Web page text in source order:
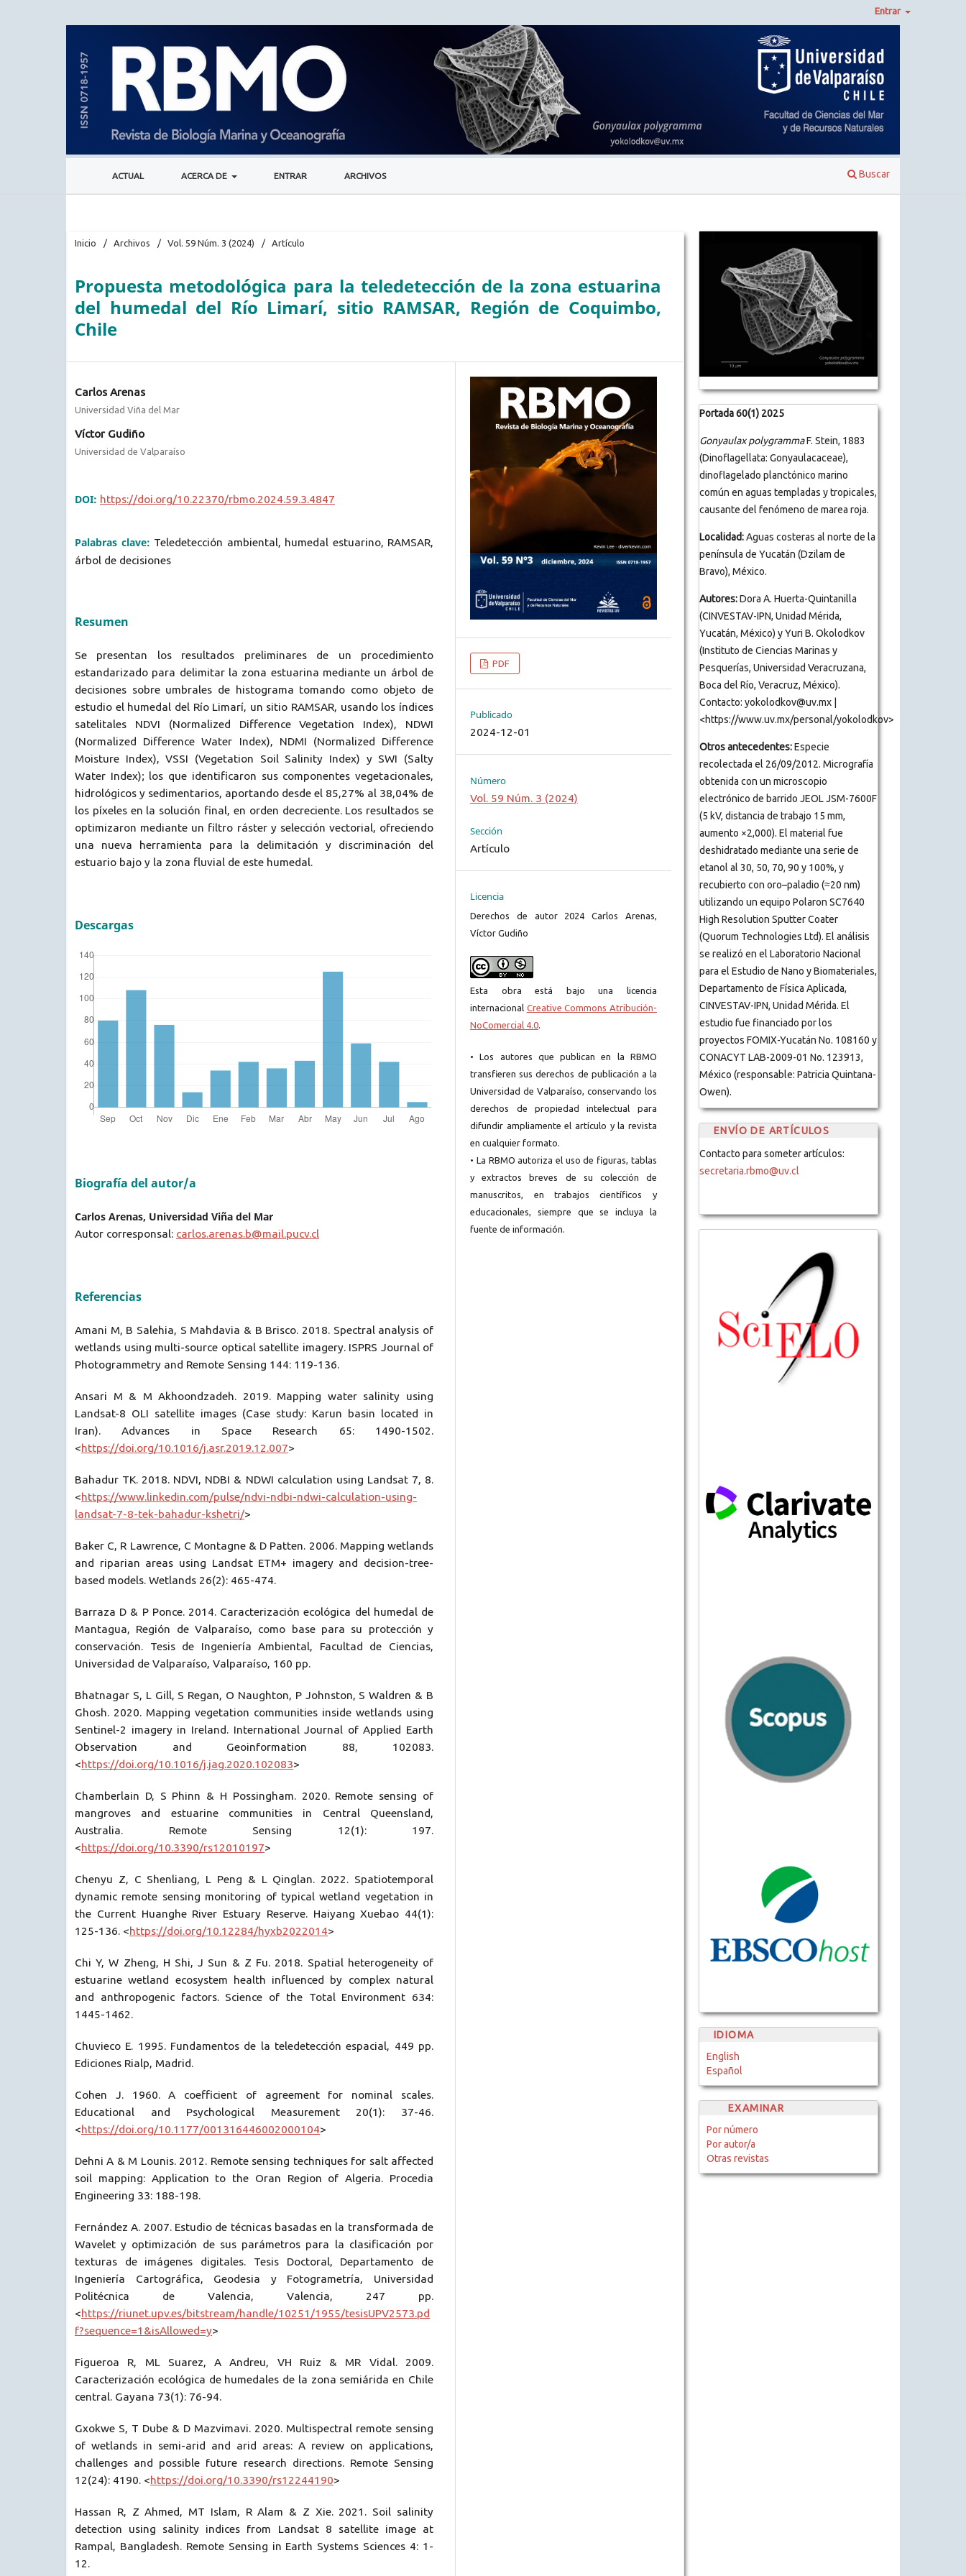
ACTUAL ACERCA DE ENTRAR ARCHIVOS Buscar
Entrar
Inicio / Archivos / Vol. 59 Núm. 3 (2024) / Artículo
Propuesta metodológica para la teledetección de la zona estuarina
del humedal del Río Limarí, sitio RAMSAR, Región de Coquimbo,
Chile
Carlos Arenas
Universidad Viña del Mar
Víctor Gudiño
Universidad de Valparaíso
DOI: https://doi.org/10.22370/rbmo.2024.59.3.4847
Palabras clave: Teledetección ambiental, humedal estuarino, RAMSAR,
árbol de decisiones
Resumen
Se presentan los resultados preliminares de un procedimiento
estandarizado para delimitar la zona estuarina mediante un árbol de
decisiones sobre umbrales de histograma tomando como objeto de
estudio el humedal del Río Limarí, un sitio RAMSAR, usando los índices
satelitales NDVI (Normalized Difference Vegetation Index), NDWI
(Normalized Difference Water Index), NDMI (Normalized Difference
Moisture Index), VSSI (Vegetation Soil Salinity Index) y SWI (Salty
Water Index); los que identificaron sus componentes vegetacionales,
hidrológicos y sedimentarios, aportando desde el 85,27% al 38,04% de
los píxeles en la solución final, en orden decreciente. Los resultados se
optimizaron mediante un filtro ráster y selección vectorial, ofreciendo
una nueva herramienta para la delimitación y discriminación del
estuario bajo y la zona fluvial de este humedal.
Descargas
Biografía del autor/a
Carlos Arenas, Universidad Viña del Mar
Autor corresponsal: carlos.arenas.b@mail.pucv.cl
Referencias
Amani M, B Salehia, S Mahdavia & B Brisco. 2018. Spectral analysis of
wetlands using multi-source optical satellite imagery. ISPRS Journal of
Photogrammetry and Remote Sensing 144: 119-136.
Ansari M & M Akhoondzadeh. 2019. Mapping water salinity using
Landsat-8 OLI satellite images (Case study: Karun basin located in
Iran). Advances in Space Research 65: 1490-1502.
<https://doi.org/10.1016/j.asr.2019.12.007>
Bahadur TK. 2018. NDVI, NDBI & NDWI calculation using Landsat 7, 8.
<https://www.linkedin.com/pulse/ndvi-ndbi-ndwi-calculation-using-
landsat-7-8-tek-bahadur-kshetri/>
Baker C, R Lawrence, C Montagne & D Patten. 2006. Mapping wetlands
and riparian areas using Landsat ETM+ imagery and decision-tree-
based models. Wetlands 26(2): 465-474.
Barraza D & P Ponce. 2014. Caracterización ecológica del humedal de
Mantagua, Región de Valparaíso, como base para su protección y
conservación. Tesis de Ingeniería Ambiental, Facultad de Ciencias,
Universidad de Valparaíso, Valparaíso, 160 pp.
Bhatnagar S, L Gill, S Regan, O Naughton, P Johnston, S Waldren & B
Ghosh. 2020. Mapping vegetation communities inside wetlands using
Sentinel-2 imagery in Ireland. International Journal of Applied Earth
Observation and Geoinformation 88, 102083.
<https://doi.org/10.1016/j.jag.2020.102083>
Chamberlain D, S Phinn & H Possingham. 2020. Remote sensing of
mangroves and estuarine communities in Central Queensland,
Australia. Remote Sensing 12(1): 197.
<https://doi.org/10.3390/rs12010197>
Chenyu Z, C Shenliang, L Peng & L Qinglan. 2022. Spatiotemporal
dynamic remote sensing monitoring of typical wetland vegetation in
the Current Huanghe River Estuary Reserve. Haiyang Xuebao 44(1):
125-136. <https://doi.org/10.12284/hyxb2022014>
Chi Y, W Zheng, H Shi, J Sun & Z Fu. 2018. Spatial heterogeneity of
estuarine wetland ecosystem health influenced by complex natural
and anthropogenic factors. Science of the Total Environment 634:
1445-1462.
Chuvieco E. 1995. Fundamentos de la teledetección espacial, 449 pp.
Ediciones Rialp, Madrid.
Cohen J. 1960. A coefficient of agreement for nominal scales.
Educational and Psychological Measurement 20(1): 37-46.
<https://doi.org/10.1177/001316446002000104>
Dehni A & M Lounis. 2012. Remote sensing techniques for salt affected
soil mapping: Application to the Oran Region of Algeria. Procedia
Engineering 33: 188-198.
Fernández A. 2007. Estudio de técnicas basadas en la transformada de
Wavelet y optimización de sus parámetros para la clasificación por
texturas de imágenes digitales. Tesis Doctoral, Departamento de
Ingeniería Cartográfica, Geodesia y Fotogrametría, Universidad
Politécnica de Valencia, Valencia, 247 pp.
<https://riunet.upv.es/bitstream/handle/10251/1955/tesisUPV2573.pd
f?sequence=1&isAllowed=y>
Figueroa R, ML Suarez, A Andreu, VH Ruiz & MR Vidal. 2009.
Caracterización ecológica de humedales de la zona semiárida en Chile
central. Gayana 73(1): 76-94.
Gxokwe S, T Dube & D Mazvimavi. 2020. Multispectral remote sensing
of wetlands in semi-arid and arid areas: A review on applications,
challenges and possible future research directions. Remote Sensing
12(24): 4190. <https://doi.org/10.3390/rs12244190>
Hassan R, Z Ahmed, MT Islam, R Alam & Z Xie. 2021. Soil salinity
detection using salinity indices from Landsat 8 satellite image at
Rampal, Bangladesh. Remote Sensing in Earth Systems Sciences 4: 1-
12.
PDF
Publicado
2024-12-01
Número
Vol. 59 Núm. 3 (2024)
Sección
Artículo
Licencia
Derechos de autor 2024 Carlos Arenas,
Víctor Gudiño
Esta obra está bajo una licencia
internacional Creative Commons Atribución-
NoComercial 4.0
• Los autores que publican en la RBMO
transfieren sus derechos de publicación a la
Universidad de Valparaíso, conservando los
derechos de propiedad intelectual para
difundir ampliamente el artículo y la revista
en cualquier formato.
• La RBMO autoriza el uso de figuras, tablas
y extractos breves de su colección de
manuscritos, en trabajos científicos y
educacionales, siempre que se incluya la
fuente de información.
Portada 60(1) 2025
Gonyaulax polygrammaF. Stein, 1883
(Dinoflagellata: Gonyaulacaceae),
dinoflagelado planctónico marino
común en aguas templadas y tropicales,
causante del fenómeno de marea roja.
Localidad:Aguas costeras al norte de la
península de Yucatán (Dzilam de
Bravo), México.
Autores:Dora A. Huerta-Quintanilla
(CINVESTAV-IPN, Unidad Mérida,
Yucatán, México) y Yuri B. Okolodkov
(Instituto de Ciencias Marinas y
Pesquerías, Universidad Veracruzana,
Boca del Río, Veracruz, México).
Contacto: yokolodkov@uv.mx |
<https://www.uv.mx/personal/yokolodkov>
Otros antecedentes:Especie
recolectada el 26/09/2012. Micrografía
obtenida con un microscopio
electrónico de barrido JEOL JSM-7600F
(5 kV, distancia de trabajo 15 mm,
aumento ×2,000). El material fue
deshidratado mediante una serie de
etanol al 30, 50, 70, 90 y 100%, y
recubierto con oro–paladio (≈20 nm)
utilizando un equipo Polaron SC7640
High Resolution Sputter Coater
(Quorum Technologies Ltd). El análisis
se realizó en el Laboratorio Nacional
para el Estudio de Nano y Biomateriales,
Departamento de Física Aplicada,
CINVESTAV-IPN, Unidad Mérida. El
estudio fue financiado por los
proyectos FOMIX-Yucatán No. 108160 y
CONACYT LAB-2009-01 No. 123913,
México (responsable: Patricia Quintana-
Owen).
ENVÍO DE ARTÍCULOS
Contacto para someter artículos:
secretaria.rbmo@uv.cl
IDIOMA
English
Español
EXAMINAR
Por número
Por autor/a
Otras revistas